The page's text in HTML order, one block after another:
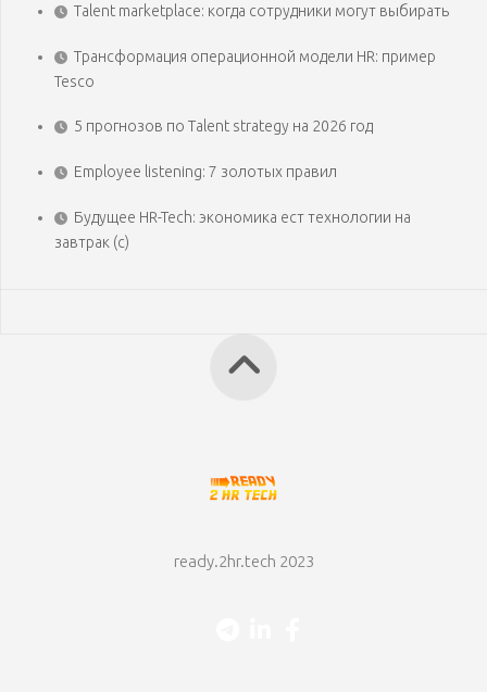
Talent marketplace: когда сотрудники могут выбирать
Трансформация операционной модели HR: пример
Tesco
5 прогнозов по Talent strategy на 2026 год
Employee listening: 7 золотых правил
Будущее HR-Tech: экономика ест технологии на
завтрак (с)
ready.2hr.tech 2023